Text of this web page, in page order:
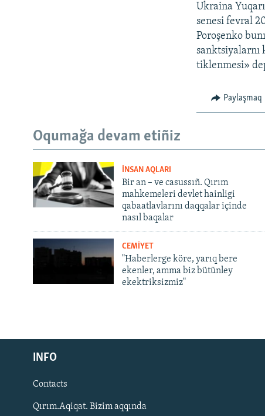
Русский
Українською
QOŞULIÑIZ!
Ukraina
senesi fevral
Poroşenko
sanktsiyalarnı
tiklenmesi»
Paylaşmaq
Oqumağa devam etiñiz
İNSAN AQLARI
Bir an – ve casussıñ. Qırım
mahkemeleri devlet hainligi
qabaatlavlarını daqqalar içinde
nasıl baqalar
CEMİYET
"Haberlerge köre, yarıq bere
ekenler, amma biz bütünley
ekektriksizmiz"
INFO
Contacts
Qırım.Aqiqat. Bizim aqqında